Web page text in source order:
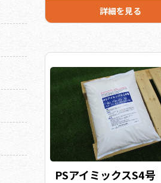
旨み追求！10袋セットで
詳細を見る
PSアイミックスS4号